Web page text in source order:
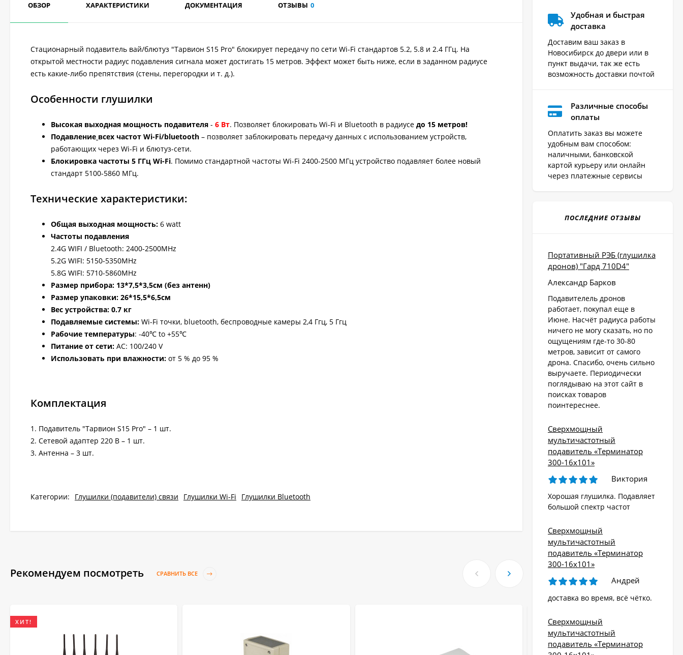
ОБЗОР ХАРАКТЕРИСТИКИ ДОКУМЕНТАЦИЯ ОТЗЫВЫ 0
Стационарный подавитель вай/блютуз "Тарвион S15 Pro" блокирует передачу по сети Wi-Fi стандартов 5.2, 5.8 и 2.4 ГГц. На
открытой местности радиус подавления сигнала может достигать 15 метров. Эффект может быть ниже, если в заданном радиусе
есть какие-либо препятствия (стены, перегородки и т. д.).
Особенности глушилки
Высокая выходная мощность подавителя - 6 Вт. Позволяет блокировать Wi-Fi и Bluetooth в радиусе до 15 метров!
Подавление всех частот Wi-Fi/bluetooth – позволяет заблокировать передачу данных с использованием устройств,
работающих через Wi-Fi и блютуз-сети.
Блокировка частоты 5 ГГц Wi-Fi. Помимо стандартной частоты Wi-Fi 2400-2500 МГц устройство подавляет более новый
стандарт 5100-5860 МГц.
Технические характеристики:
Общая выходная мощность: 6 watt
Частоты подавления
2.4G WIFI / Bluetooth: 2400-2500MHz
5.2G WIFI: 5150-5350MHz
5.8G WIFI: 5710-5860MHz
Размер прибора: 13*7,5*3,5см (без антенн)
Размер упаковки: 26*15,5*6,5см
Вес устройства: 0.7 кг
Подавляемые системы: Wi-Fi точки, bluetooth, беспроводные камеры 2,4 Ггц, 5 Ггц
Рабочие температуры: -40℃ to +55℃
Питание от сети: AC: 100/240 V
Использовать при влажности: от 5 % до 95 %
Комплектация
1. Подавитель "Тарвион S15 Pro" – 1 шт.
2. Сетевой адаптер 220 В – 1 шт.
3. Антенна – 3 шт.
Категории: Глушилки (подавители) связи Глушилки Wi-Fi Глушилки Bluetooth
Рекомендуем посмотреть СРАВНИТЬ ВСЕ
ХИТ!
Удобная и быстрая
доставка
Доставим ваш заказ в
Новосибирск до двери или в
пункт выдачи, так же есть
возможность доставки почтой
Различные способы
оплаты
Оплатить заказ вы можете
удобным вам способом:
наличными, банковской
картой курьеру или онлайн
через платежные сервисы
ПОСЛЕДНИЕ ОТЗЫВЫ
Портативный РЭБ (глушилка
дронов) "Гард 710D4"
Александр Барков
Подавителель дронов
работает, покупал еще в
Июне. Насчёт радиуса работы
ничего не могу сказать, но по
ощущениям где-то 30-80
метров, зависит от самого
дрона. Спасибо, очень сильно
выручаете. Периодически
поглядываю на этот сайт в
поисках товаров
поинтереснее.
Сверхмощный
мультичастотный
подавитель «Терминатор
300-16х101»
Виктория
Хорошая глушилка. Подавляет
большой спектр частот
Сверхмощный
мультичастотный
подавитель «Терминатор
300-16х101»
Андрей
доставка во время, всё чётко.
Сверхмощный
мультичастотный
подавитель «Терминатор